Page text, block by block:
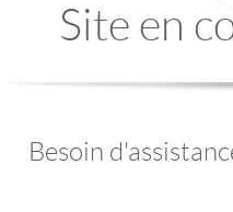
Site en
Besoin